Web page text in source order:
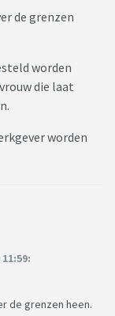
de grenzen
worden
die laat
worden
de grenzen heen.